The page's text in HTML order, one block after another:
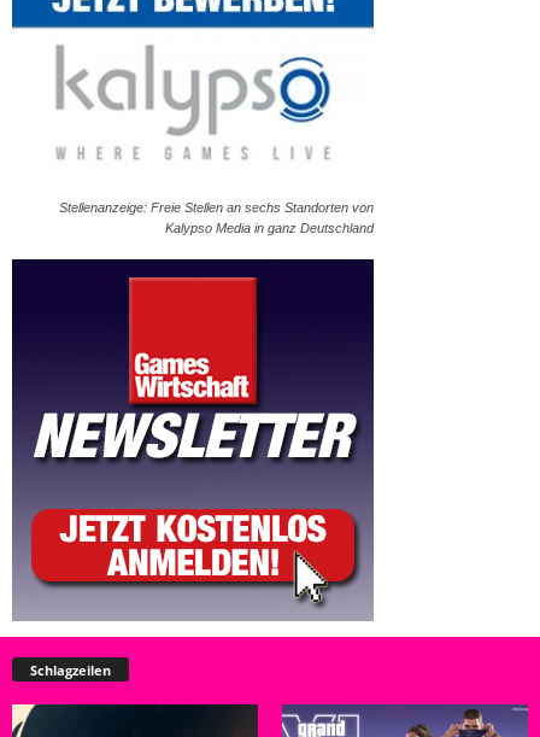
Stellenanzeige: Freie Stellen an sechs Standorten von
Kalypso Media in ganz Deutschland
Schlagzeilen